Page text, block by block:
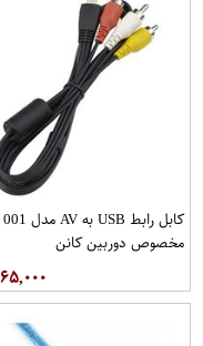
کابل رابط USB به AV مدل 001
مخصوص دوربین کانن
۶۵,۰۰۰